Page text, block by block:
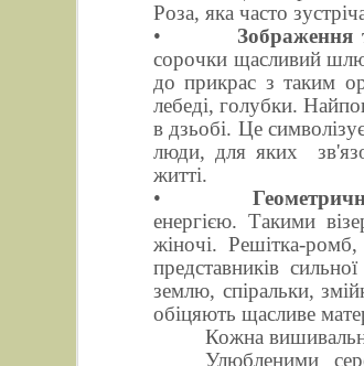
Роза, яка часто
•
Зображення
сорочки щасливий
до прикрас з таким
лебеді, голубки.
в дзьобі. Це
люди, для яких
житті.
•
енергією. Такими
жіночі. Решітка-
представників
землю, спіральки,
обіцяють щасливе
Кожна
Улюбленими